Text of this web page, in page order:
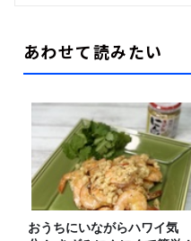
あわせて読みたい
おうちにいながらハワイ気